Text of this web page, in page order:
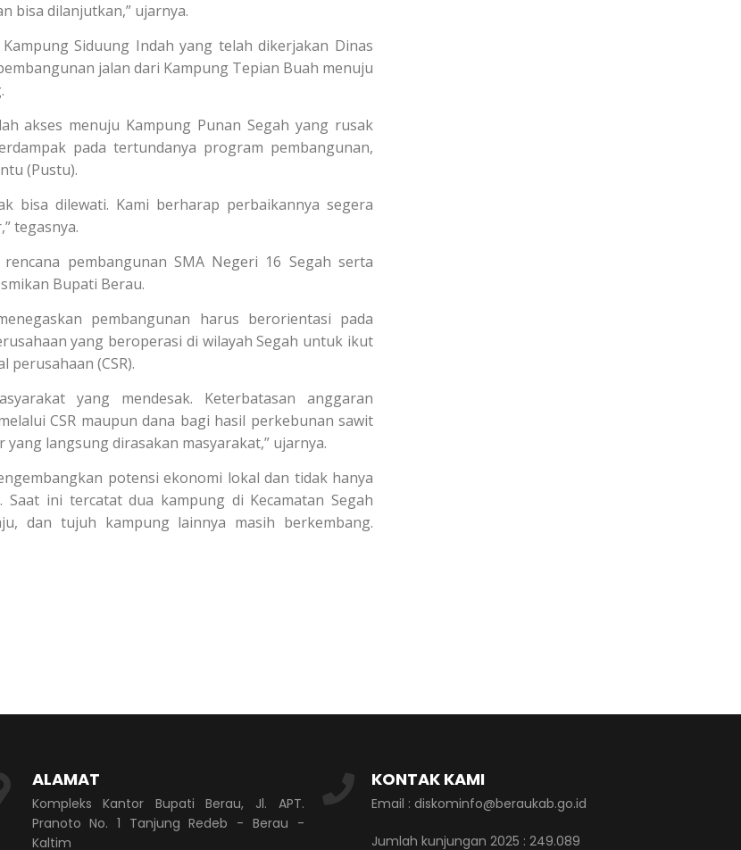
bisa dilanjutkan,” ujarnya.
Siduung Indah yang telah dikerjakan Dinas
jalan dari Kampung Tepian Buah menuju
akses menuju Kampung Punan Segah yang rusak
pada tertundanya program pembangunan,
(Pustu).
bisa dilewati. Kami berharap perbaikannya segera
tegasnya.
pembangunan SMA Negeri 16 Segah serta
Bupati Berau.
pembangunan harus berorientasi pada
yang beroperasi di wilayah Segah untuk ikut
(CSR).
yang mendesak. Keterbatasan anggaran
CSR maupun dana bagi hasil perkebunan sawit
langsung dirasakan masyarakat,” ujarnya.
potensi ekonomi lokal dan tidak hanya
ini tercatat dua kampung di Kecamatan Segah
dan tujuh kampung lainnya masih berkembang.
ALAMAT
Kompleks Kantor Bupati Berau, Jl. APT.
Pranoto No. 1 Tanjung Redeb - Berau -
Kaltim
KONTAK KAMI
Email : diskominfo@beraukab.go.id
Jumlah kunjungan 2025 : 249.089